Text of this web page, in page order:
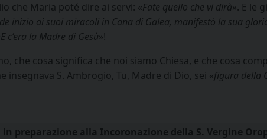
che Maria poté dire ai servi: «Fate quello che vi dirà». E le
inizio ai suoi miracoli in Cana di Galea, manifestò la sua
E c’era la Madre di Gesù»!
che cosa significa che noi siamo Chiesa, e che cosa
insegnava S. Ambrogio, Tu, Madre di Dio, sei «figura della
preparazione alla Incoronazione della S. Vergine